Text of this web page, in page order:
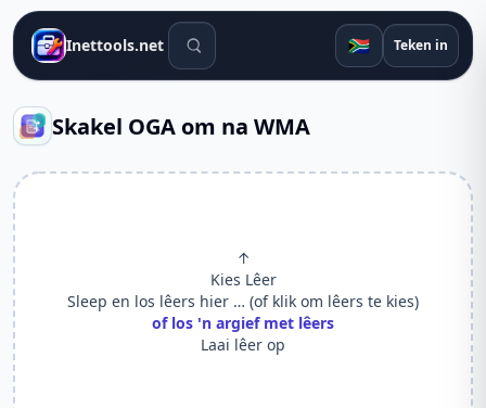
Inettools.net Soek gereedskap 🇿🇦 Teken in
Skakel OGA om na WMA
↑
Kies Lêer
Sleep en los lêers hier … (of klik om lêers te kies)
of los 'n argief met lêers
Laai lêer op